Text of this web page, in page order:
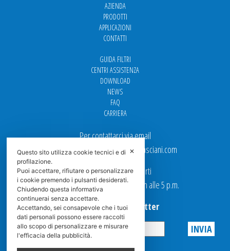
AZIENDA
PRODOTTI
APPLICAZIONI
CONTATTI
GUIDA FILTRI
CENTRI ASSISTENZA
DOWNLOAD
NEWS
FAQ
CARRIERA
Per contattarci via email
Ufficio Vendite: italy.sales@spasciani.com
I nostri uffici sono aperti
dal Lunedi al Venerdi dalle 9 a.m alle 5 p.m.
Iscriviti alla Newsletter
Privacy
✕
Questo sito utilizza cookie tecnici e di
profilazione.
Puoi accettare, rifiutare o personalizzare
i cookie premendo i pulsanti desiderati.
Chiudendo questa informativa
continuerai senza accettare.
Accettando, sei consapevole che i tuoi
dati personali possono essere raccolti
allo scopo di personalizzare e misurare
l'efficacia della pubblicità.